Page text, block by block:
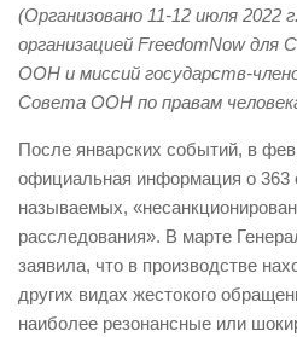
(Организовано 11-12 июля 2022
организацией FreedomNow для
ООН и миссий государств-
Совета ООН по правам
После январских событий, в
официальная информация о 363
называемых,
расследования». В марте
заявила, что в производстве
других видах жестокого
наиболее резонансные или